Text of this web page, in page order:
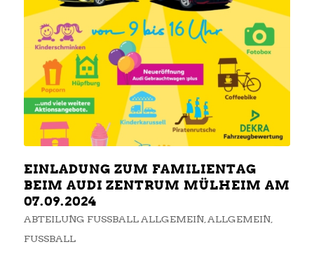
EINLADUNG ZUM FAMILIENTAG
BEIM AUDI ZENTRUM MÜLHEIM AM
07.09.2024
ABTEILUNG FUSSBALL ALLGEMEIN , ALLGEMEIN,
FUSSBALL